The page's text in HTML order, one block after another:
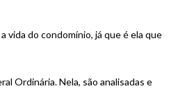
vida do condomínio, já que é ela que
Ordinária. Nela, são analisadas e